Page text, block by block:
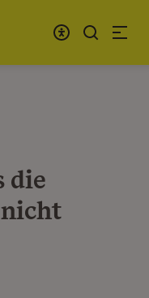
die